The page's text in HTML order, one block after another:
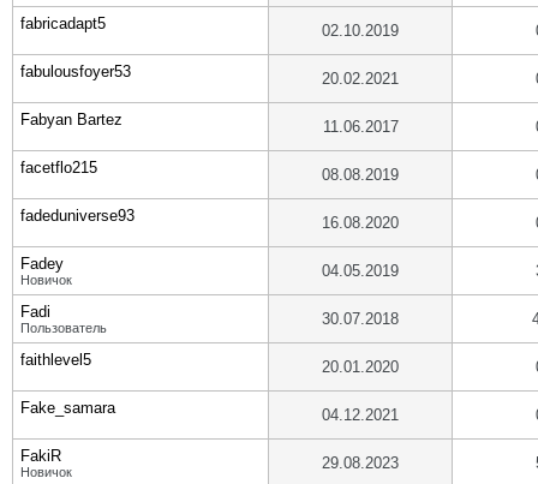
fabricadapt5 02.10.2019
fabulousfoyer53 20.02.2021
Fabyan Bartez 11.06.2017
facetflo215 08.08.2019
fadeduniverse93 16.08.2020
Fadey
Новичок 04.05.2019
Fadi
Пользователь 30.07.2018
faithlevel5 20.01.2020
Fake_samara 04.12.2021
FakiR
Новичок 29.08.2023